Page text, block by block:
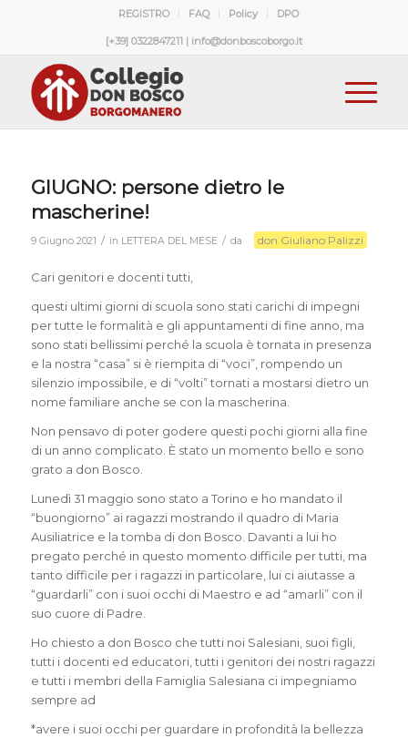
REGISTRO FAQ Policy DPO
[+39] 0322847211 | info@donboscoborgo.it
GIUGNO: persone dietro le
mascherine!
9 Giugno 2021 / in LETTERA DEL MESE / da don Giuliano Palizzi
Cari genitori e docenti tutti,
questi ultimi giorni di scuola sono stati carichi di impegni
per tutte le formalità e gli appuntamenti di fine anno, ma
sono stati bellissimi perché la scuola è tornata in presenza
e la nostra “casa” si è riempita di “voci”, rompendo un
silenzio impossibile, e di “volti” tornati a mostarsi dietro un
nome familiare anche se con la mascherina.
Non pensavo di poter godere questi pochi giorni alla fine
di un anno complicato. È stato un momento bello e sono
grato a don Bosco.
Lunedì 31 maggio sono stato a Torino e ho mandato il
“buongiorno” ai ragazzi mostrando il quadro di Maria
Ausiliatrice e la tomba di don Bosco. Davanti a lui ho
pregato perché in questo momento difficile per tutti, ma
tanto difficile per i ragazzi in particolare, lui ci aiutasse a
“guardarli” con i suoi occhi di Maestro e ad “amarli” con il
suo cuore di Padre.
Ho chiesto a don Bosco che tutti noi Salesiani, suoi figli,
tutti i docenti ed educatori, tutti i genitori dei nostri ragazzi
e tutti i membri della Famiglia Salesiana ci impegniamo
sempre ad
*avere i suoi occhi per guardare in profondità la bellezza